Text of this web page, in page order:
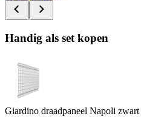
Handig als set kopen
Giardino draadpaneel Napoli